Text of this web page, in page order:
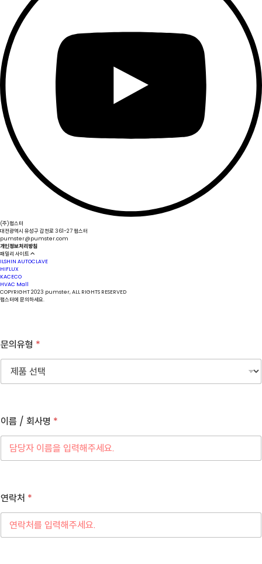
(주)펌스터
대전광역시 유성구 갑천로 361-27 펌스터
pumster@pumster.com
개인정보처리방침
패밀리 사이트
ILSHIN AUTOCLAVE
HIFLUX
KACECO
HVAC Mall
COPYRIGHT 2023 pumster, ALL RIGHTS RESERVED
펌스터에 문의하세요.
문의유형 *
이름 / 회사명 *
연락처 *